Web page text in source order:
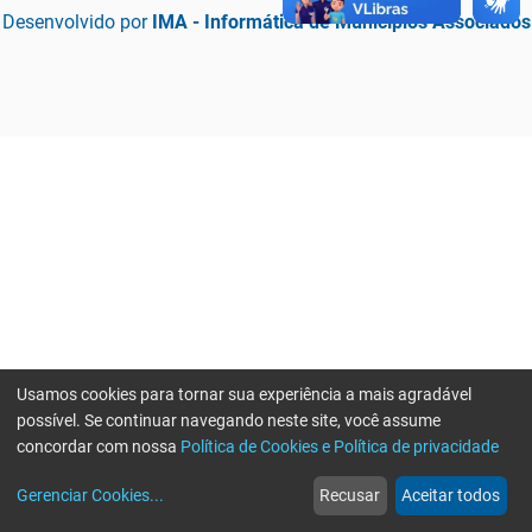
Desenvolvido por IMA - Informática de Municípios Associados
web
Notícias
more_horiz
Mais
Usamos cookies para tornar sua experiência a mais agradável
possível. Se continuar navegando neste site, você assume
concordar com nossa Política de Cookies e Política de privacidade
Gerenciar Cookies... Recusar Aceitar todos
Erro ao enviar informações, por favor tente novamente